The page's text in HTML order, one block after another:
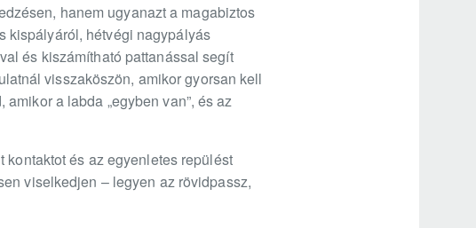
hanem ugyanazt a magabiztos
kispályáról, hétvégi nagypályás
és kiszámítható pattanással segít
visszaköszön, amikor gyorsan kell
a labda „egyben van”, és az
és az egyenletes repülést
viselkedjen – legyen az rövidpassz,